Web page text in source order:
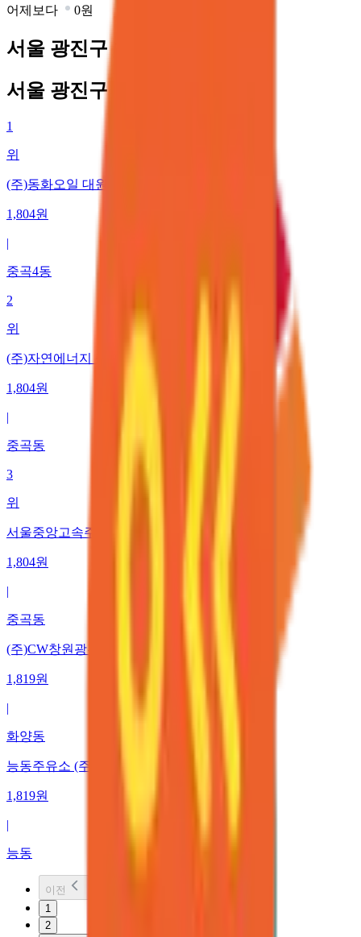
어제보다 0원
서울 광진구 최저가 주유소
서울 광진구 최저가 주유소
1
위
(주)동화오일 대원주유소
1,804원
|
중곡4동
2
위
(주)자연에너지 중원주유소
1,804원
|
중곡동
3
위
서울중앙고속주유소
1,804원
|
중곡동
(주)CW창원광진
1,819원
|
화양동
능동주유소 (주)케이에스넷
1,819원
|
능동
이전
1
2